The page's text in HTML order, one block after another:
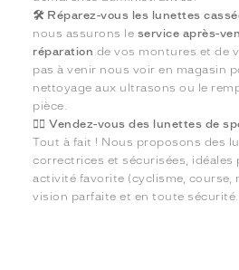
🛠️ Réparez-vous les lunettes
nous assurons le service après-
réparation de vos montures et de
pas à venir nous voir en magasin
nettoyage aux ultrasons ou le
pièce.
🏃‍♂️ Vendez-vous des lunettes de
Tout à fait ! Nous proposons des
correctrices et sécurisées,
activité favorite (cyclisme, course,
vision parfaite et en toute sécurité.